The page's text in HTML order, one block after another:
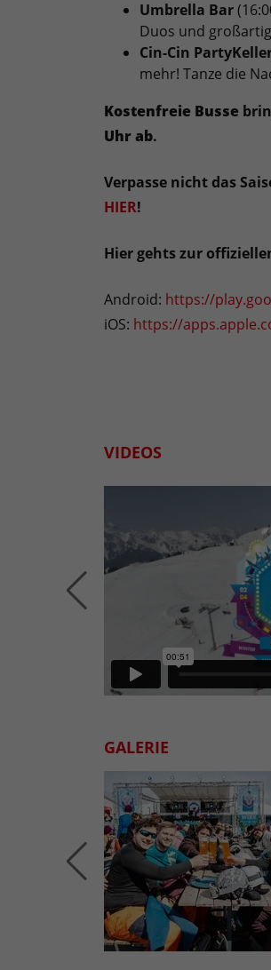
Umbrella Bar
Duos und
Cin-Cin
mehr! Tanze die
Kostenfreie Busse
Uhr ab.
Verpasse nicht das
HIER!
Hier gehts zur
Android: https://
iOS: https://
VIDEOS
GALERIE